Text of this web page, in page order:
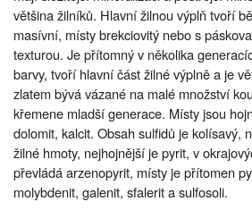
většina žilníků. Hlavní žilnou výplň tvoří
masívní, místy brekciovitý nebo s
texturou. Je přítomný v několika
barvy, tvoří hlavní část žilné výplně a je
zlatem bývá vázané na malé množství
křemene mladší generace. Místy jsou
dolomit, kalcit. Obsah sulfidů je kolísavý,
žilné hmoty, nejhojnější je pyrit, v
převládá arzenopyrit, místy je přítomen
molybdenit, galenit, sfalerit a sulfosoli.